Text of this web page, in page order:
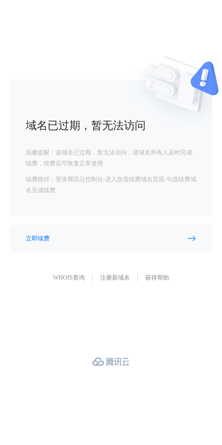
域名已过期，暂无法访问
温馨提醒：该域名已过期，暂无法访问，请域名所有人及时完成
续费，续费后可恢复正常使用
续费路径：登录腾讯云控制台-进入急需续费域名页面-勾选续费域
名完成续费
立即续费
WHOIS查询 注册新域名 获得帮助